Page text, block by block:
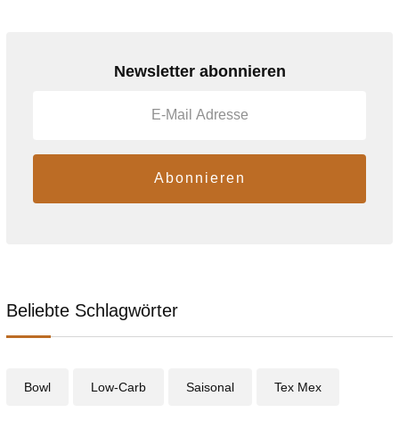
Newsletter abonnieren
Abonnieren
Beliebte Schlagwörter
Bowl Low-Carb Saisonal Tex Mex